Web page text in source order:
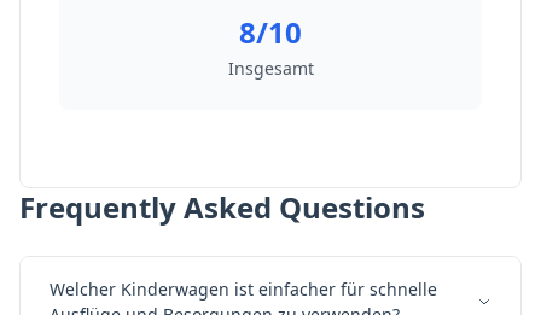
8/10
Insgesamt
Frequently Asked Questions
Welcher Kinderwagen ist einfacher für schnelle